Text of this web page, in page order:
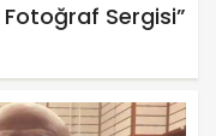
Sergisi”